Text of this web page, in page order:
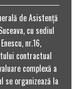
de Asistenţă
cu sediul
nr.16,
contractual
complexă a
se organizează la